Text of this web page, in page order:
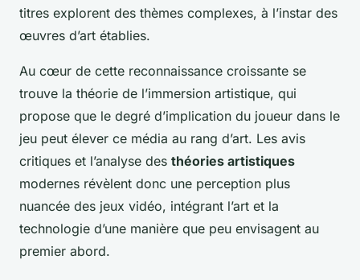
titres explorent des thèmes complexes, à l’instar des
œuvres d’art établies.
Au cœur de cette reconnaissance croissante se
trouve la théorie de l’immersion artistique, qui
propose que le degré d’implication du joueur dans le
jeu peut élever ce média au rang d’art. Les avis
critiques et l’analyse des théories artistiques
modernes révèlent donc une perception plus
nuancée des jeux vidéo, intégrant l’art et la
technologie d’une manière que peu envisagent au
premier abord.